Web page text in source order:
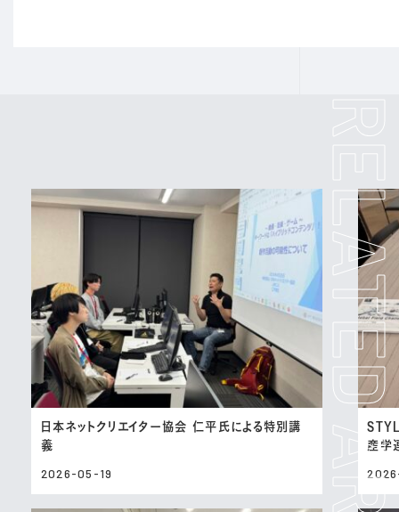
日本ネットクリエイター協会 仁平氏による特別講
義
2026-05-19
産学